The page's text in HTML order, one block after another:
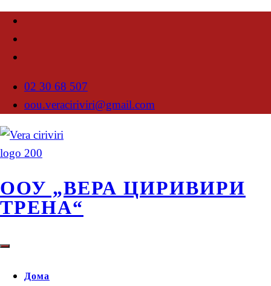
02 30 68 507
oou.veraciriviri@gmail.com
ООУ „ВЕРА ЦИРИВИРИ
ТРЕНА“
Дома